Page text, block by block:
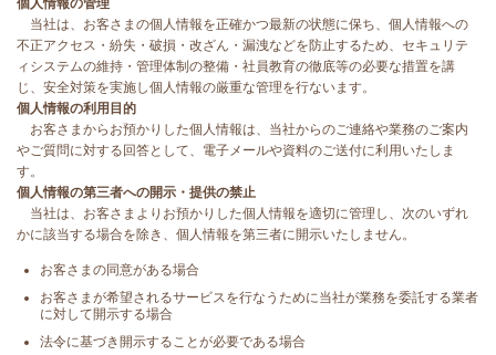
当社は、お客さまの個人情報を正確かつ最新の状態に保ち、個人情報への
不正アクセス・紛失・破損・改ざん・漏洩などを防止するため、セキュリテ
ィシステムの維持・管理体制の整備・社員教育の徹底等の必要な措置を講
じ、安全対策を実施し個人情報の厳重な管理を行ないます。
個人情報の利用目的
お客さまからお預かりした個人情報は、当社からのご連絡や業務のご案内
やご質問に対する回答として、電子メールや資料のご送付に利用いたしま
す。
個人情報の第三者への開示・提供の禁止
当社は、お客さまよりお預かりした個人情報を適切に管理し、次のいずれ
かに該当する場合を除き、個人情報を第三者に開示いたしません。
お客さまの同意がある場合
お客さまが希望されるサービスを行なうために当社が業務を委託する業者
に対して開示する場合
法令に基づき開示することが必要である場合